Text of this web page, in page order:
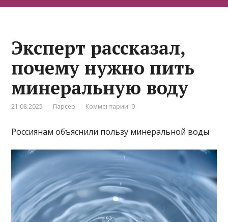
Эксперт рассказал,
почему нужно пить
минеральную воду
21.08.2025 Парсер Комментарии: 0
Россиянам объяснили пользу минеральной воды